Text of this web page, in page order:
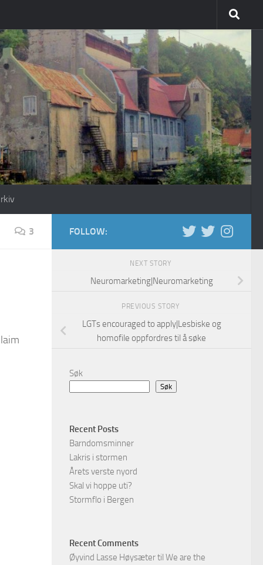
3 FOLLOW:
NEXT STORY
Neuromarketing|Neuromarketing
PREVIOUS STORY
LGTs encouraged to apply|Lesbiske og
homofile oppfordres til å søke
Søk
Søk
Recent Posts
Barndomsminner
Lakris i stormen
Årets verste nyord
Skal vi hoppe uti?
Stormflo i Bergen
Recent Comments
Øyvind Lasse Høysætertil We are the